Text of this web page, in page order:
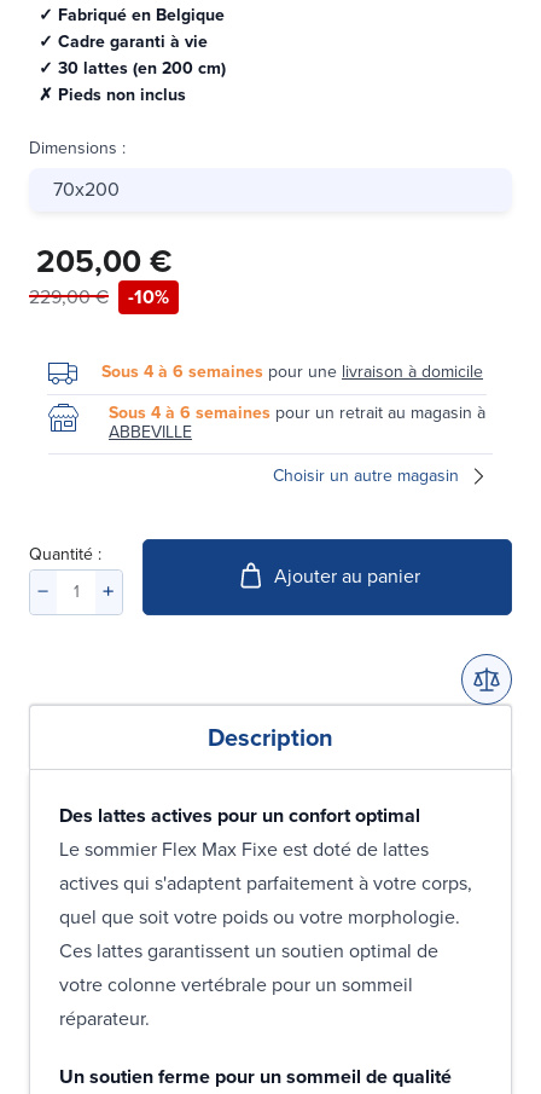
✓ Fabriqué en Belgique
✓ Cadre garanti à vie
✓ 30 lattes (en 200 cm)
✗ Pieds non inclus
Dimensions :
70x200
205,00 €
229,00 € -10%
Sous 4 à 6 semaines pour une livraison à domicile
Sous 4 à 6 semaines pour un retrait au magasin à
ABBEVILLE
Choisir un autre magasin
Quantité :
Ajouter au panier
Description
Des lattes actives pour un confort optimal
Le sommier Flex Max Fixe est doté de lattes
actives qui s'adaptent parfaitement à votre corps,
quel que soit votre poids ou votre morphologie.
Ces lattes garantissent un soutien optimal de
votre colonne vertébrale pour un sommeil
réparateur.
Un soutien ferme pour un sommeil de qualité